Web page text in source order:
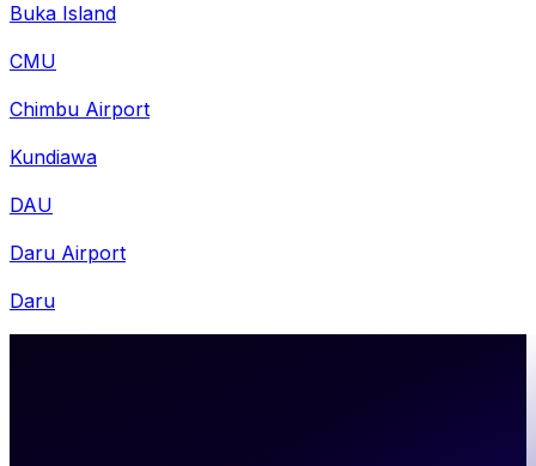
Buka Island
CMU
Chimbu Airport
Kundiawa
DAU
Daru Airport
Daru